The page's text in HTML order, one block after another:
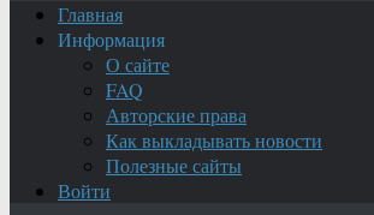
Главная
Информация
О сайте
FAQ
Авторские права
Как выкладывать новости
Полезные сайты
Войти